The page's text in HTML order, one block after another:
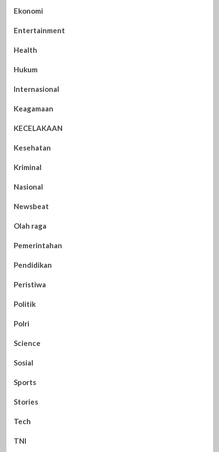
Ekonomi
Entertainment
Health
Hukum
Internasional
Keagamaan
KECELAKAAN
Kesehatan
Kriminal
Nasional
Newsbeat
Olah raga
Pemerintahan
Pendidikan
Peristiwa
Politik
Polri
Science
Sosial
Sports
Stories
Tech
TNI